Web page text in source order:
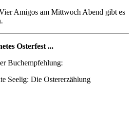
Amigos am Mittwoch Abend gibt es
Osterfest ...
Buchempfehlung:
Seelig: Die Ostererzählung